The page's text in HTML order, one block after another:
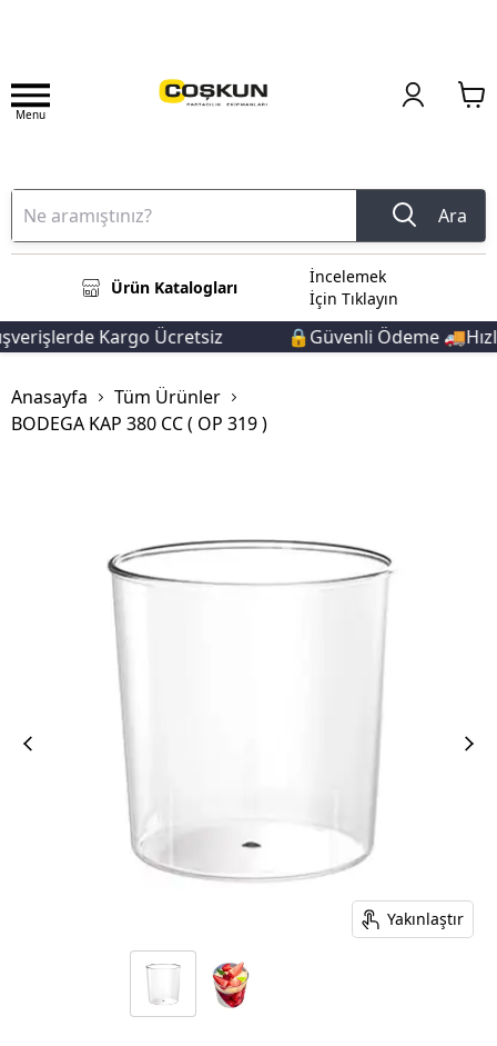
Menu
Ara
Ürün Katalogları
İncelemek
İçin Tıklayın
Kargo Ücretsiz 🔒Güvenli Ödeme
Anasayfa
Tüm Ürünler
BODEGA KAP 380 CC ( OP 319 )
Yakınlaştır